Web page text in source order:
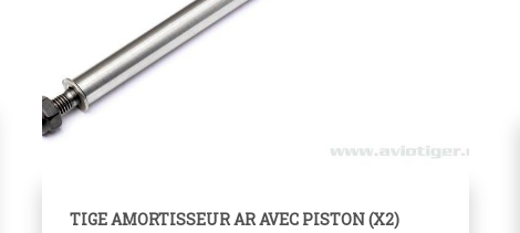
TIGE AMORTISSEUR AR AVEC PISTON (X2)